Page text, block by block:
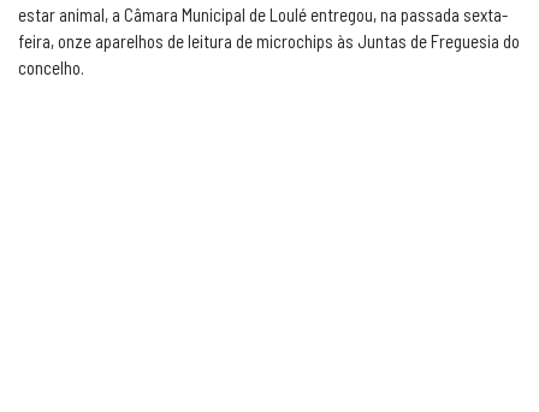
estar animal, a Câmara Municipal de Loulé entregou, na passada sexta-
feira, onze aparelhos de leitura de microchips às Juntas de Freguesia do
concelho.